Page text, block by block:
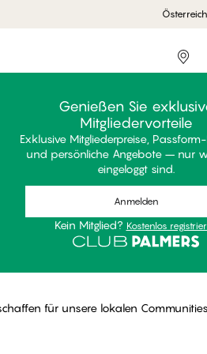
Genießen Sie
Mitgliedervorteile
Exklusive Mitgliederpreise,
und persönliche Angebote – nur
eingeloggt sind.
Anmelden
Kein Mitglied? Kostenlos
das, was man sieht - sie zeigt sich
nur darin, Lingerie mit perfektem Sitz
die unsere Hilfe am
und stärkend für alle ist.
für unsere lokalen